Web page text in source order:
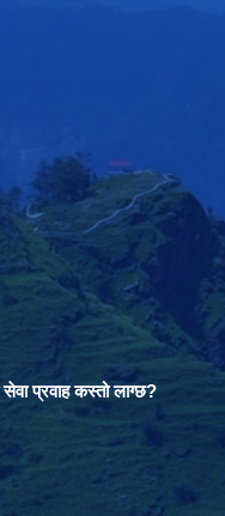
सेवा प्रवाह कस्तो लाग्छ?